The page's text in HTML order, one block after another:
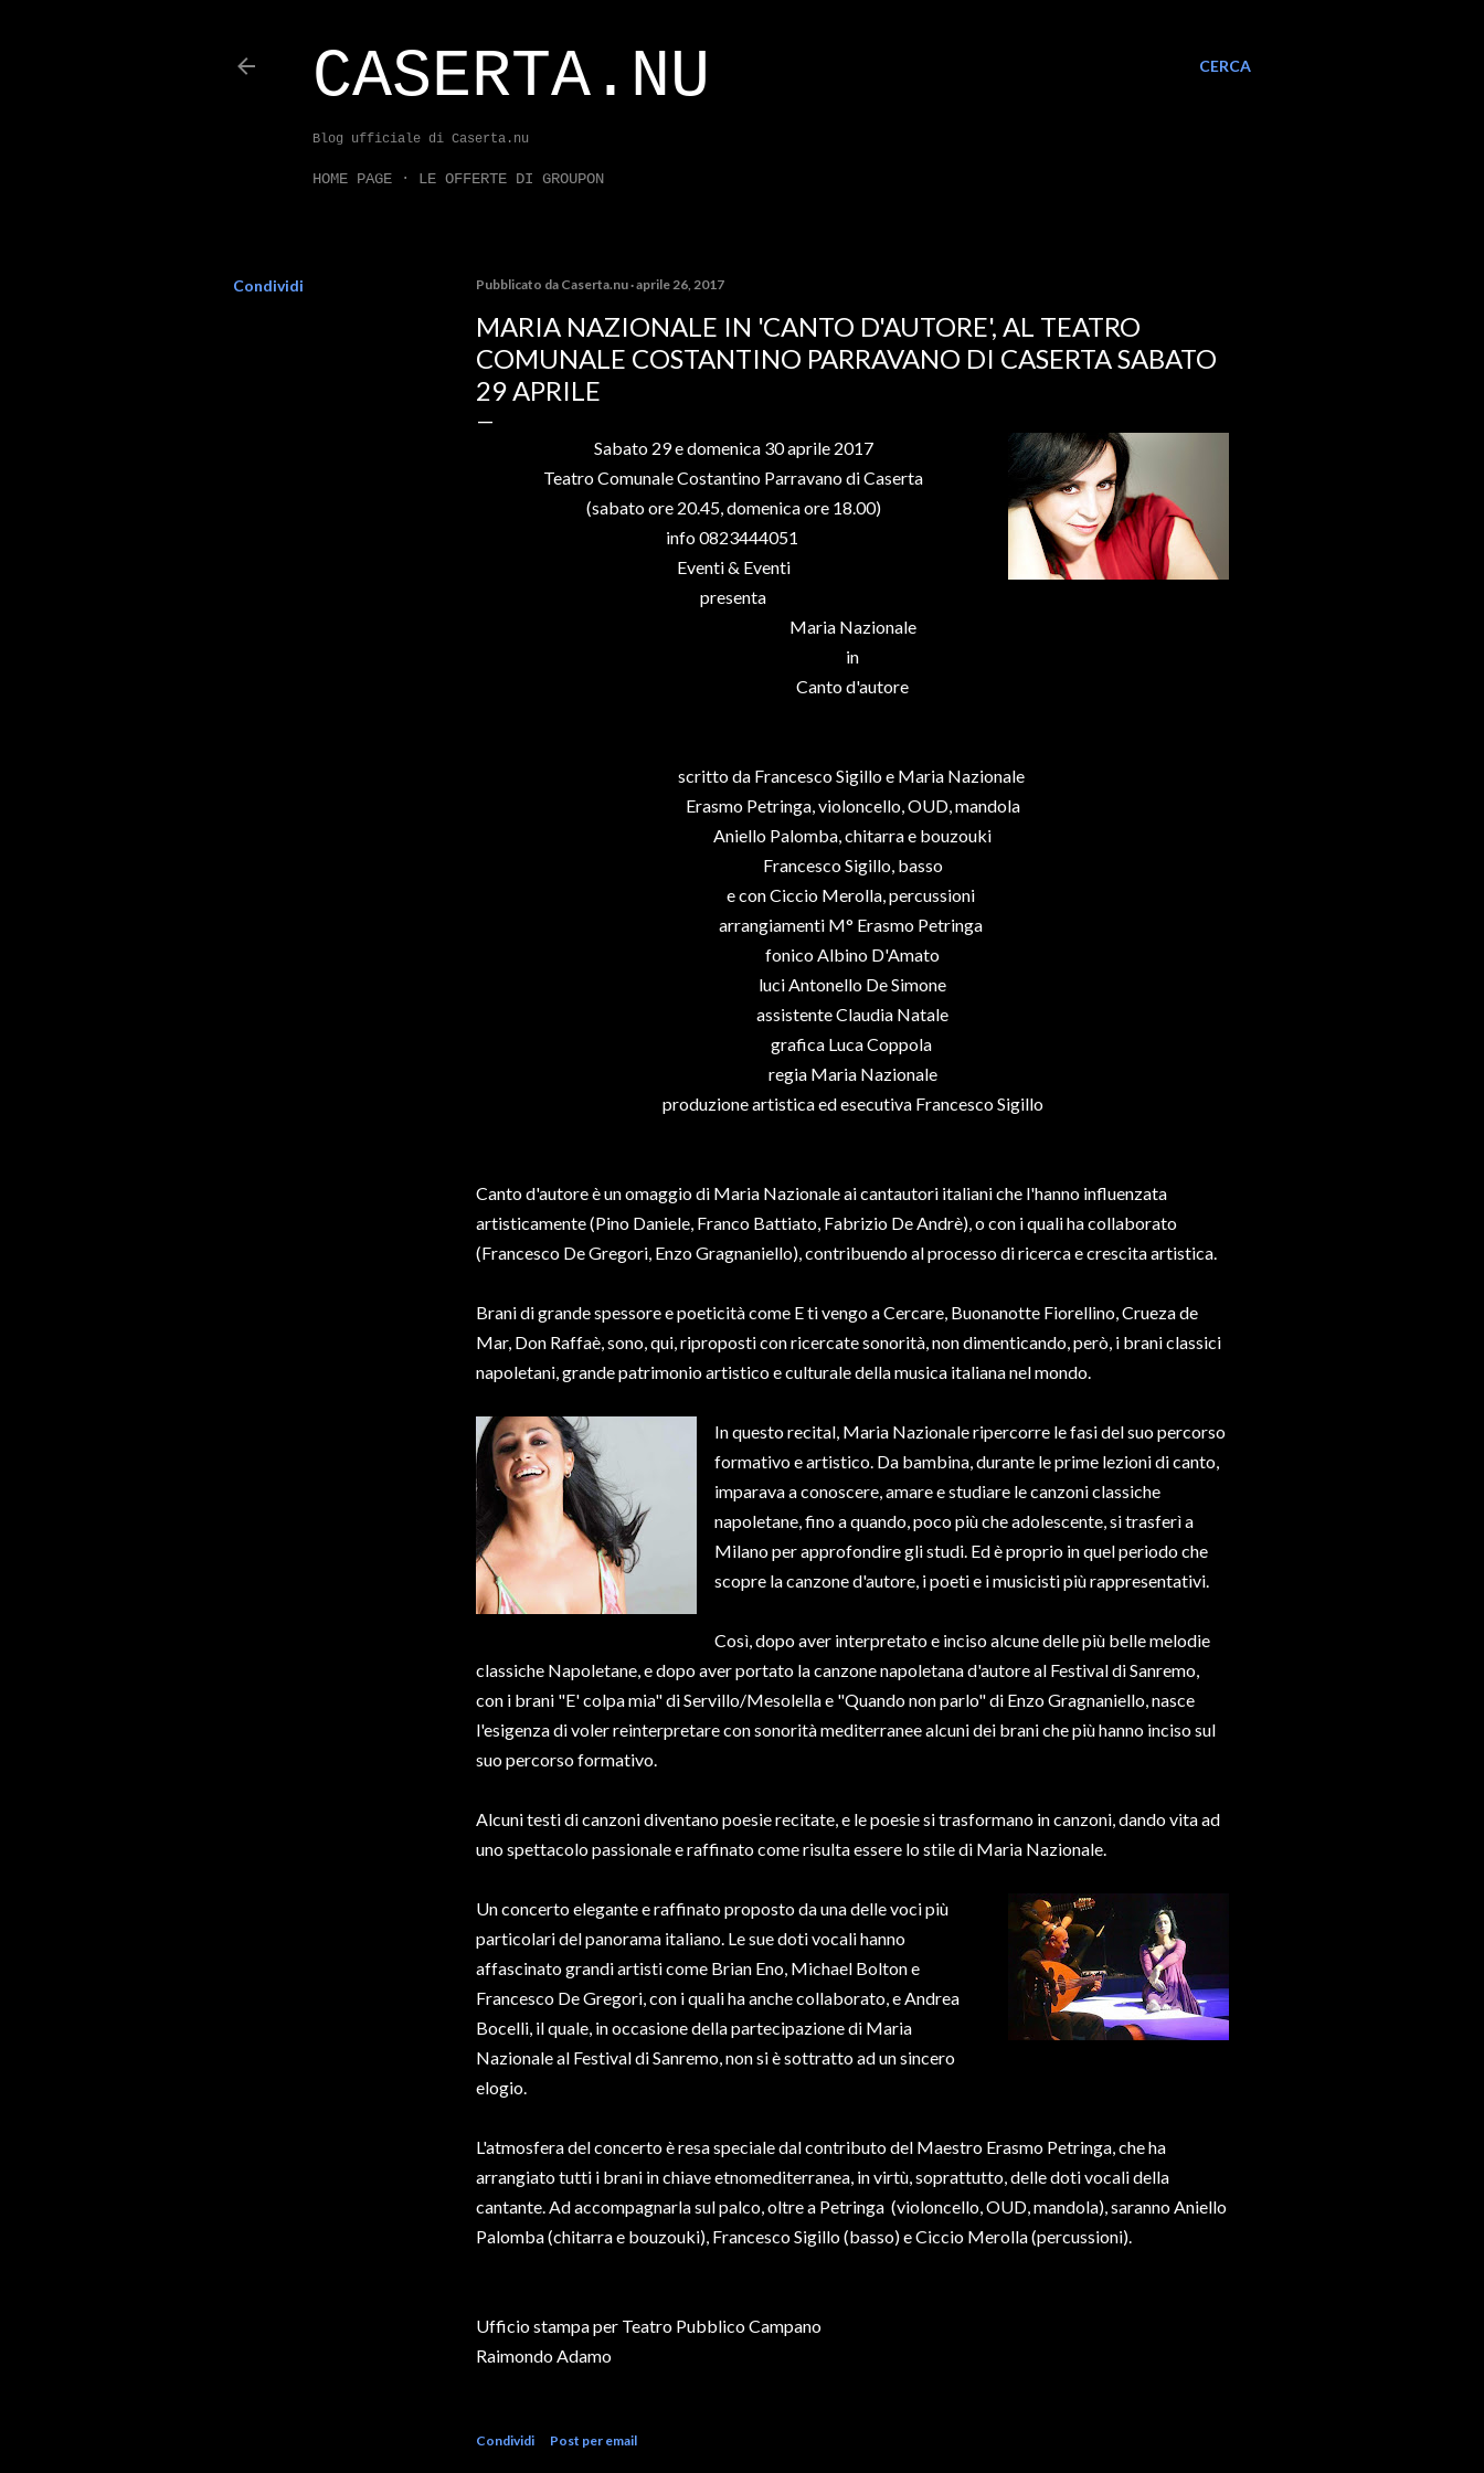
CERCA
CASERTA.NU
Blog ufficiale di Caserta.nu
HOME PAGE LE OFFERTE DI GROUPON
Condividi Pubblicato da Caserta.nu aprile 26, 2017
MARIA NAZIONALE IN 'CANTO D'AUTORE', AL TEATRO
COMUNALE COSTANTINO PARRAVANO DI CASERTA SABATO
29 APRILE
Sabato 29 e domenica 30 aprile 2017
Teatro Comunale Costantino Parravano di Caserta
(sabato ore 20.45, domenica ore 18.00)
info 0823444051
Eventi & Eventi
presenta
Maria Nazionale
in
Canto d'autore
scritto da Francesco Sigillo e Maria Nazionale
Erasmo Petringa, violoncello, OUD, mandola
Aniello Palomba, chitarra e bouzouki
Francesco Sigillo, basso
e con Ciccio Merolla, percussioni
arrangiamenti M° Erasmo Petringa
fonico Albino D'Amato
luci Antonello De Simone
assistente Claudia Natale
grafica Luca Coppola
regia Maria Nazionale
produzione artistica ed esecutiva Francesco Sigillo
Canto d'autore è un omaggio di Maria Nazionale ai cantautori italiani che l'hanno influenzata
artisticamente (Pino Daniele, Franco Battiato, Fabrizio De Andrè), o con i quali ha collaborato
(Francesco De Gregori, Enzo Gragnaniello), contribuendo al processo di ricerca e crescita artistica.
Brani di grande spessore e poeticità come E ti vengo a Cercare, Buonanotte Fiorellino, Crueza de
Mar, Don Raffaè, sono, qui, riproposti con ricercate sonorità, non dimenticando, però, i brani classici
napoletani, grande patrimonio artistico e culturale della musica italiana nel mondo.
In questo recital, Maria Nazionale ripercorre le fasi del suo percorso
formativo e artistico. Da bambina, durante le prime lezioni di canto,
imparava a conoscere, amare e studiare le canzoni classiche
napoletane, fino a quando, poco più che adolescente, si trasferì a
Milano per approfondire gli studi. Ed è proprio in quel periodo che
scopre la canzone d'autore, i poeti e i musicisti più rappresentativi.
Così, dopo aver interpretato e inciso alcune delle più belle melodie
classiche Napoletane, e dopo aver portato la canzone napoletana d'autore al Festival di Sanremo,
con i brani "E' colpa mia" di Servillo/Mesolella e "Quando non parlo" di Enzo Gragnaniello, nasce
l'esigenza di voler reinterpretare con sonorità mediterranee alcuni dei brani che più hanno inciso sul
suo percorso formativo.
Alcuni testi di canzoni diventano poesie recitate, e le poesie si trasformano in canzoni, dando vita ad
uno spettacolo passionale e raffinato come risulta essere lo stile di Maria Nazionale.
Un concerto elegante e raffinato proposto da una delle voci più
particolari del panorama italiano. Le sue doti vocali hanno
affascinato grandi artisti come Brian Eno, Michael Bolton e
Francesco De Gregori, con i quali ha anche collaborato, e Andrea
Bocelli, il quale, in occasione della partecipazione di Maria
Nazionale al Festival di Sanremo, non si è sottratto ad un sincero
elogio.
L'atmosfera del concerto è resa speciale dal contributo del Maestro Erasmo Petringa, che ha
arrangiato tutti i brani in chiave etnomediterranea, in virtù, soprattutto, delle doti vocali della
cantante. Ad accompagnarla sul palco, oltre a Petringa (violoncello, OUD, mandola), saranno Aniello
Palomba (chitarra e bouzouki), Francesco Sigillo (basso) e Ciccio Merolla (percussioni).
Ufficio stampa per Teatro Pubblico Campano
Raimondo Adamo
Condividi Post per email